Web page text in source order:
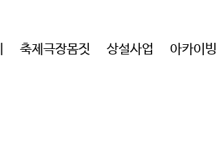
축제극장몸짓 상설사업 아카이빙